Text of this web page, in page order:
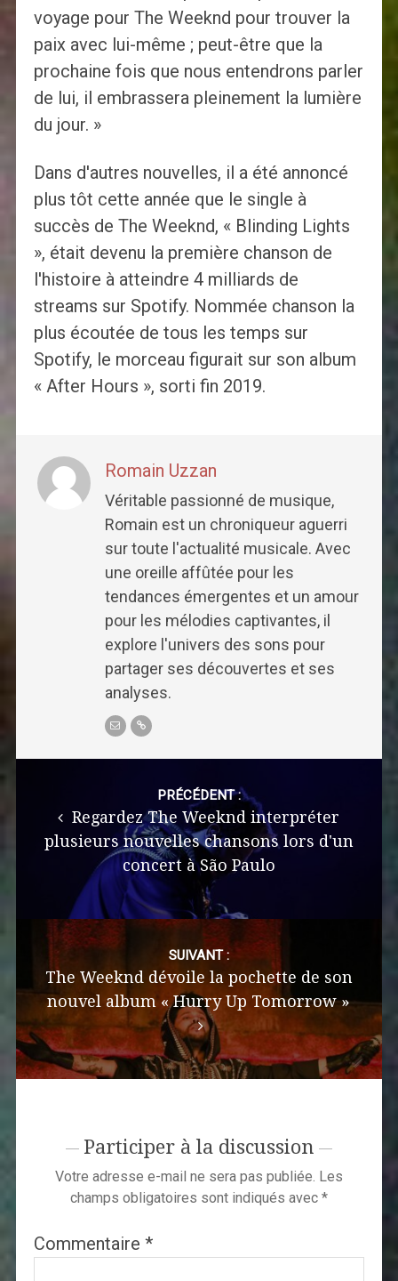
voyage pour The Weeknd pour trouver la
paix avec lui-même ; peut-être que la
prochaine fois que nous entendrons parler
de lui, il embrassera pleinement la lumière
du jour. »
Dans d'autres nouvelles, il a été annoncé
plus tôt cette année que le single à
succès de The Weeknd, « Blinding Lights
», était devenu la première chanson de
l'histoire à atteindre 4 milliards de
streams sur Spotify. Nommée chanson la
plus écoutée de tous les temps sur
Spotify, le morceau figurait sur son album
« After Hours », sorti fin 2019.
Romain Uzzan
Véritable passionné de musique,
Romain est un chroniqueur aguerri
sur toute l'actualité musicale. Avec
une oreille affûtée pour les
tendances émergentes et un amour
pour les mélodies captivantes, il
explore l'univers des sons pour
partager ses découvertes et ses
analyses.
PRÉCÉDENT :
Regardez The Weeknd interpréter
plusieurs nouvelles chansons lors d'un
concert à São Paulo
SUIVANT :
The Weeknd dévoile la pochette de son
nouvel album « Hurry Up Tomorrow »
Participer à la discussion
Votre adresse e-mail ne sera pas publiée. Les
champs obligatoires sont indiqués avec *
Commentaire *